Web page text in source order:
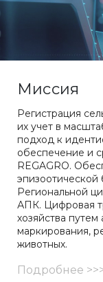
Миссия
Регистрация
их учет в
подход к
обеспечение и
REGAGRO.
эпизоотической
Региональной
АПК. Цифровая
хозяйства
маркирования,
животных.
Подробнее